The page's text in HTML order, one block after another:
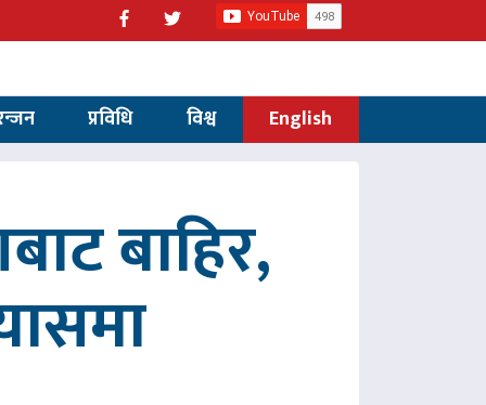
प्रविधि विश्व English
बाहिर,